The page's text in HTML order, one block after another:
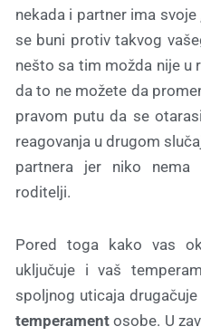
nekada i partner ima svoje
se buni protiv takvog
nešto sa tim možda nije u
da to ne možete da
pravom putu da se
reagovanja u drugom
partnera jer niko
roditelji.
Pored toga kako vas
uključuje i vaš
spoljnog uticaja
temperament osobe. U